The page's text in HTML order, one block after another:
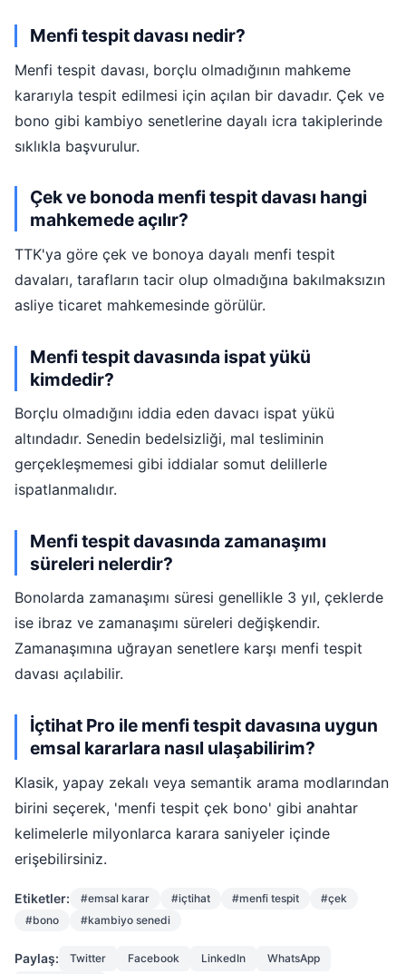
Menfi tespit davası nedir?
Menfi tespit davası, borçlu olmadığının mahkeme
kararıyla tespit edilmesi için açılan bir davadır. Çek ve
bono gibi kambiyo senetlerine dayalı icra takiplerinde
sıklıkla başvurulur.
Çek ve bonoda menfi tespit davası hangi
mahkemede açılır?
TTK'ya göre çek ve bonoya dayalı menfi tespit
davaları, tarafların tacir olup olmadığına bakılmaksızın
asliye ticaret mahkemesinde görülür.
Menfi tespit davasında ispat yükü
kimdedir?
Borçlu olmadığını iddia eden davacı ispat yükü
altındadır. Senedin bedelsizliği, mal tesliminin
gerçekleşmemesi gibi iddialar somut delillerle
ispatlanmalıdır.
Menfi tespit davasında zamanaşımı
süreleri nelerdir?
Bonolarda zamanaşımı süresi genellikle 3 yıl, çeklerde
ise ibraz ve zamanaşımı süreleri değişkendir.
Zamanaşımına uğrayan senetlere karşı menfi tespit
davası açılabilir.
İçtihat Pro ile menfi tespit davasına uygun
emsal kararlara nasıl ulaşabilirim?
Klasik, yapay zekalı veya semantik arama modlarından
birini seçerek, 'menfi tespit çek bono' gibi anahtar
kelimelerle milyonlarca karara saniyeler içinde
erişebilirsiniz.
Etiketler: #emsal karar #içtihat #menfi tespit
#çek
#bono
#kambiyo senedi
Paylaş: Twitter Facebook LinkedIn
WhatsApp